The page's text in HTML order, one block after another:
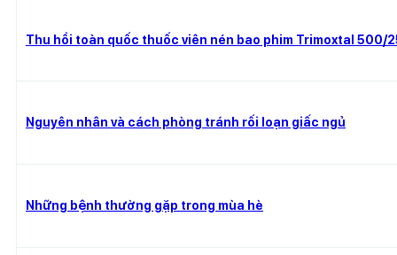
Thu hồi toàn quốc thuốc viên nén bao phim Trimoxtal 500/
Nguyên nhân và cách phòng tránh rối loạn giấc ngủ
Những bệnh thường gặp trong mùa hè